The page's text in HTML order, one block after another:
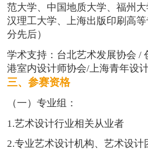
范大学、中国地质大学、福州
汉理工大学、上海出版印刷高
分先后）
学术支持：台北艺术发展协会 /
港室内设计师协会/上海青年设
三、参赛资格
（一）专业组：
1.艺术设计行业相关从业者
2.专业艺术设计机构、艺术设计